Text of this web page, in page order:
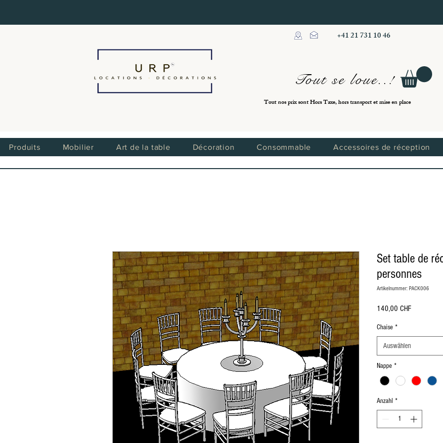
+41 21 731 10 46
Tout se loue..!
Tout nos prix sont Hors Taxe, hors transport et mise en place
Produits Mobilier Art de la table Décoration Consommable Accessoires de réception
Location de mobilier,locations évènementielle Lausanne Berne Fribourg Zürich, location de mobilier à Lausanne Berne Fribourg Zürich
, location de chaise à Lausanne Berne Fribourg Zürich, location de
décorations Lausanne Berne Fribourg Zürich, Location de mobilier en Suisse, Location de mobilier Lausanne, Location de mobilier à Montreux, Location de mobilier à Zurich, Location de mobilier en Valais, Location
mobilier Nyon, Location de mobilier à Genève, Location de mobilier à Bern, Location de mobilier à Bale, Location de mobilier à Saint-Moritz, Location de mobilier à Davos, Location de mobilier Gstaad, Location de
mobilier à Vevey, Location de mobilier à Yverdon, Location de mobilier au Grison, Location de mobilier au Jura, Location de mobilier à Paris, Location de mobilier à Delémont, Location de mobilier Lausanne, Location
Intérieures, Location de mobilier Appenzell Rhodes-Extérieures, Location de mobilier Bâle-Campagne, Location de mobilier Liestal, Location de mobilier Fribourg, Location de mobilier Glaris, Location de mobilier
Location de mobilier Obwald, Location de mobilier Saint-Gall, Location de mobilier Schaffhouse, Location de mobilier Sarnen, Location de mobilier Stans, Location de mobilier Coire, Location de mobilier Liestal,
mobilier Schwytz, Location de mobilier Thurgovie, Location de mobilier Frauenfeld, Location de mobilier Tessin, Location de mobilier Bellinzone, Location de mobilier Uri, Location de mobilier Altdorf, Location de
Location de mobilier, Table Ronde, Table rectangulaire, Table Haute, Table Mange débout, Housse Mange débout, Nappe de table ronde, nappe de table carré, nappe de table rectangulaire, Chaise , Chaise Napoléon,
Mobilier baroque, Mobilier Vintage, Tapis rouge, exposition, conférence, évènement, séparation, cloison, chaise en bois, chaise en plexiglass, Miroir, Décoration de table, Mariage, Art de la table, décoration Gatsby,
Tabouret de bar, Chandelier, Vase, Luminaire, Photophore, coussin, couteau de table, fourchette de table, cuillère, Housse de Chaise, Serviette de table, Végétation, Totem, Stèle, Pipe and Dripe, Rideaux, paravent,
rental in Lausanne Bern Friborg Zürich, chair rental in Lausanne Bern Friborg Zürich, rental of furniture and chairs in Bern in Friborg in Zürich, rental of furniture and decorations Lausanne Berne Friborg Zürich,
furniture in Montreux, Rental of furniture in Zurich, Rental of furniture in Valais, Rental of furniture in Lausanne, Rental of furniture in Lucerne, Rental of furniture Nyon, Rental of furniture in Geneva, Rental of furniture
Rental of furniture in Davos, Rental of furniture Gstaad, Rental of furniture in Verbier, Rental of furniture in Crans Montana, Rental of furniture in Vevey, Furniture rental in Yverdon, Furniture rental in Grison, Furniture
Furniture rental Lausanne, Furniture rental Aargau, Furniture rental Appenzell Innerrhoden, Appenzell Ausserrhoden furniture rental, Basel-Country furniture rental, Liestal furniture rental, Friborg furniture rental,
furniture in Neuchâtel, Rental of furniture in Nidwalden, Rental of furniture in Obwalden, Rental of furniture in St. Gallen, Rental of furniture in Schaffhausen, Rental of furniture in Sarnen, Rental of furniture in Stans,
Set table de
personnes
Artikelnummer: PACK006
140,00 CHFPreis
Chaise *
Auswählen
Nappe *
Anzahl *